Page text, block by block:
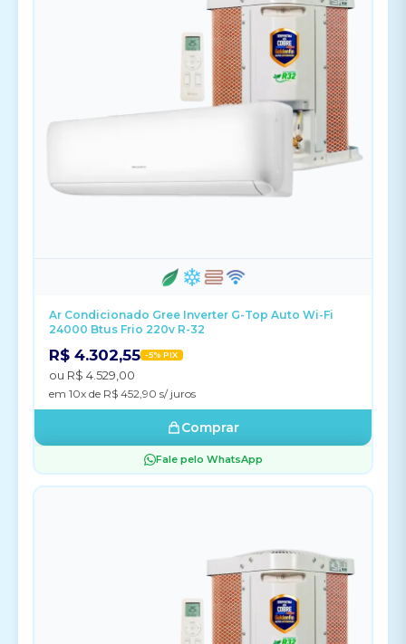
Ar Condicionado Gree Inverter G-Top Auto Wi-Fi
24000 Btus Frio 220v R-32
R$ 4.302,55 -5% PIX
ou R$ 4.529,00
em 10x de R$ 452,90 s/ juros
Comprar
Fale pelo WhatsApp